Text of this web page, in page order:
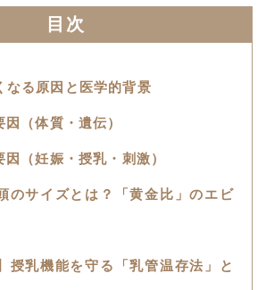
目次
なる原因と医学的背景
（体質・遺伝）
（妊娠・授乳・刺激）
のサイズとは？「黄金比」のエビ
授乳機能を守る「乳管温存法」と